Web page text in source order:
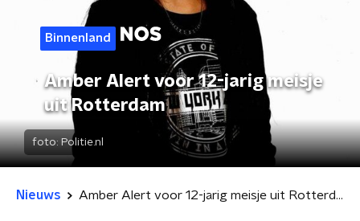
Binnenland
Amber Alert voor 12-jarig meisje
uit Rotterdam
foto: Politie.nl
Nieuws Amber Alert voor 12-jarig meisje uit Rotterdam